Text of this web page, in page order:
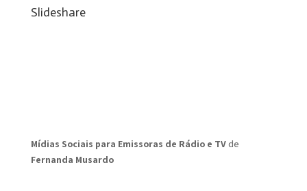
Slideshare
Mídias Sociais para Emissoras de Rádio e TVde
Fernanda Musardo